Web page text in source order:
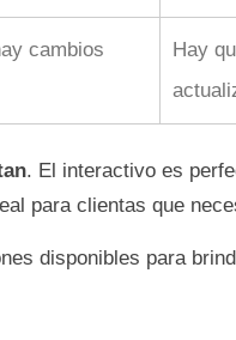
cambios
Hay
. El interactivo es
para clientas que
disponibles para